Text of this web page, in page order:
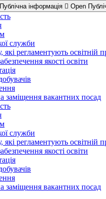
інформація Open
служби
які регламентують освітній
якості освіти
заміщення вакантних посад
служби
які регламентують освітній
якості освіти
заміщення вакантних посад